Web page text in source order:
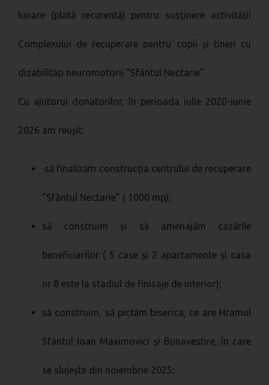
lunare (plată recurentă) pentru susținere activității
Complexului de recuperare pentru copii și tineri cu
dizabilități neuromotorii ”Sfântul Nectarie”.
Cu ajutorul donatorilor, în perioada iulie 2020-iunie
2026 am reușit:
să finalizăm construcția centrului de recuperare
”Sfântul Nectarie” ( 1000 mp);
să construim și să amenajăm cazările
beneficiarilor ( 5 case și 2 apartamente și casa
nr 8 este la stadiul de finisaje de interior);
să construim, să pictăm biserica, ce are Hramul
Sfântul Ioan Maximovici și Bunavestire, în care
se slujește din noiembrie 2025;